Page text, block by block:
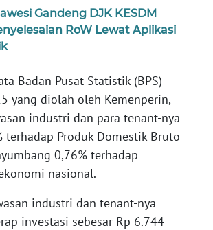
Gandeng DJK KESDM
RoW Lewat Aplikasi
Badan Pusat Statistik (BPS)
yang diolah oleh Kemenperin,
industri dan para tenant-nya
terhadap Produk Domestik Bruto
0,76% terhadap
nasional.
industri dan tenant-nya
investasi sebesar Rp 6.744